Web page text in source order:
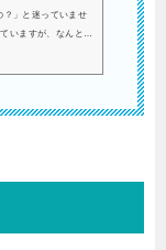
？」と迷っていませ
いますが、なんとな
、副業の成果や収